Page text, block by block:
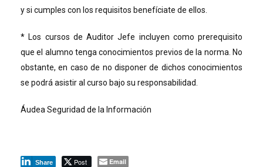
y si cumples con los requisitos benefíciate de ellos.
* Los cursos de Auditor Jefe incluyen como prerequisito
que el alumno tenga conocimientos previos de la norma. No
obstante, en caso de no disponer de dichos conocimientos
se podrá asistir al curso bajo su responsabilidad.
Áudea Seguridad de la Información
Share Post Email